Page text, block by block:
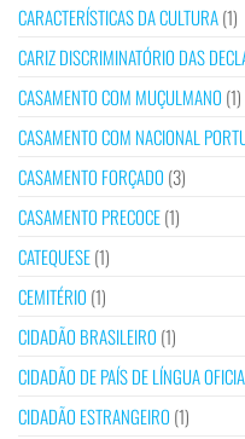
CARACTERÍSTICAS DA CULTURA(1)
CARIZ DISCRIMINATÓRIO DAS
CASAMENTO COM MUÇULMANO (1)
CASAMENTO COM NACIONAL
CASAMENTO FORÇADO (3)
CASAMENTO PRECOCE(1)
CATEQUESE(1)
CEMITÉRIO (1)
CIDADÃO BRASILEIRO (1)
CIDADÃO DE PAÍS DE LÍNGUA
CIDADÃO ESTRANGEIRO (1)